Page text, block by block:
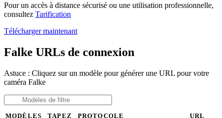
Pour un accès à distance sécurisé ou une utilisation professionnelle,
consultez Tarification
Télécharger maintenant
Falke URLs de connexion
Astuce : Cliquez sur un modèle pour générer une URL pour votre
caméra Falke
MODÈLES TAPEZ PROTOCOLE URL